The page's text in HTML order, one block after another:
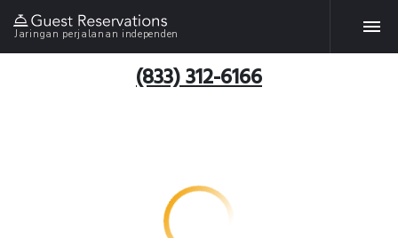
Jaringan perjalanan independen
(833) 312-6166